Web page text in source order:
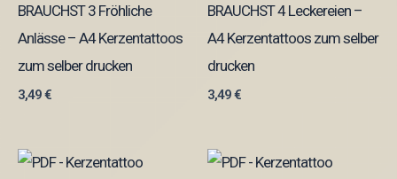
BRAUCHST 3 Fröhliche
Anlässe – A4 Kerzentattoos
zum selber drucken
3,49€
BRAUCHST 4 Leckereien –
A4 Kerzentattoos zum selber
drucken
3,49€